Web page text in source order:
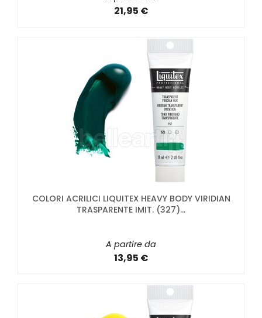
21,95 €
COLORI ACRILICI LIQUITEX HEAVY BODY VIRIDIAN
TRASPARENTE IMIT. (327)...
A partire da
13,95 €